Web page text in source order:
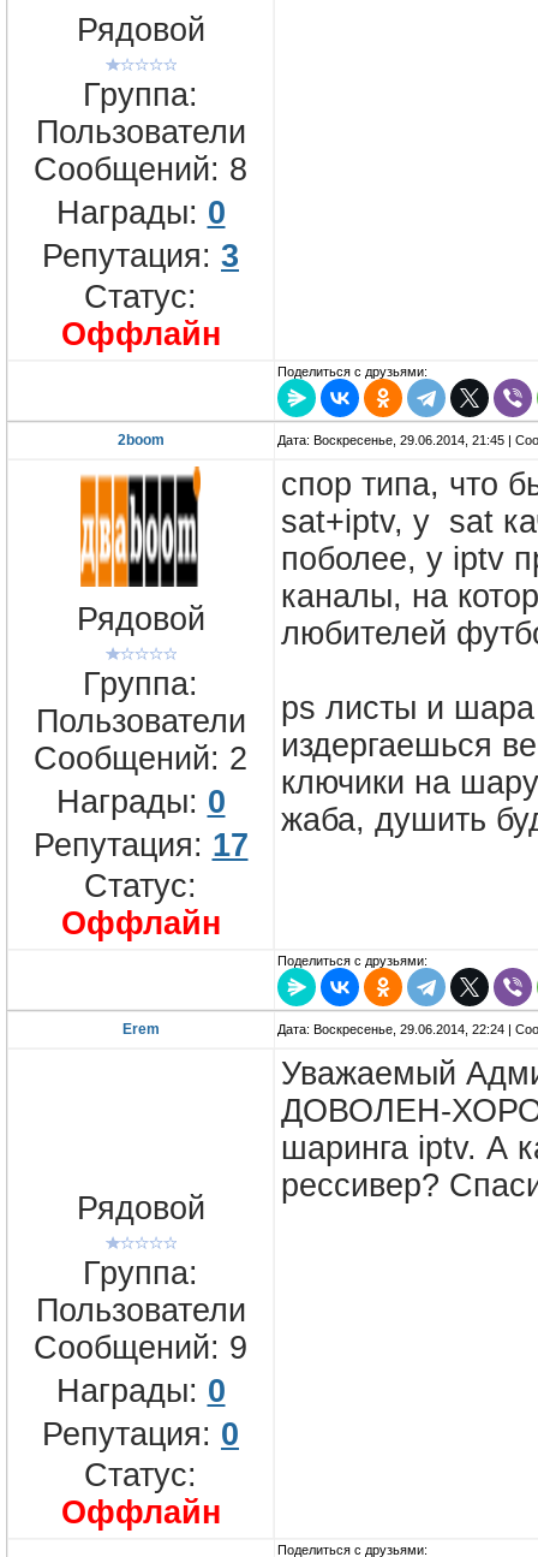
Рядовой
Группа:
Пользователи
Сообщений: 8
Награды: 0
Репутация: 3
Статус:
Оффлайн
Поделиться с друзьями:
2boom Дата: Воскресенье, 29.06.2014, 21:45 |
Рядовой
Группа:
Пользователи
Сообщений: 2
Награды: 0
Репутация: 17
Статус:
Оффлайн
спор типа, что
sat+iptv, у sat
поболее, у iptv
каналы, на
любителей
ps листы и
издергаешься
ключики на
жаба, душить
Поделиться с друзьями:
Erem Дата: Воскресенье, 29.06.2014, 22:24 |
Рядовой
Группа:
Пользователи
Сообщений: 9
Награды: 0
Репутация: 0
Статус:
Оффлайн
Уважаемый
ДОВОЛЕН-
шаринга iptv. А
рессивер?
Поделиться с друзьями: